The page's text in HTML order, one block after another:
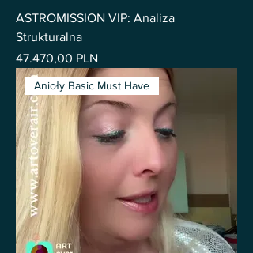
ASTROMISSION VIP: Analiza
Strukturalna
Pris
47.470,00 PLN
Anioły Basic Must Have